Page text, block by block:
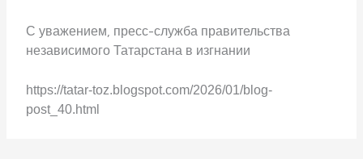
С уважением, пресс-служба правительства
независимого Татарстана в изгнании
https://tatar-toz.blogspot.com/2026/01/blog-
post_40.html